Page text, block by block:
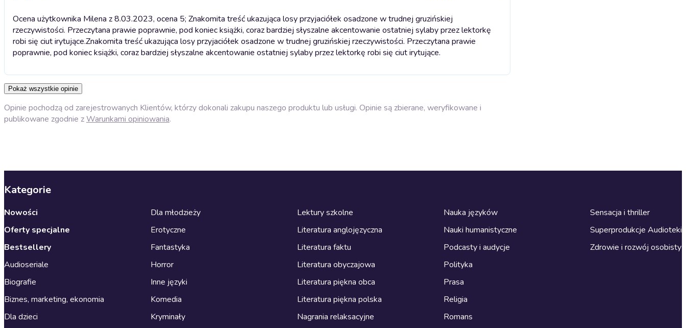
Ocena użytkownika Milena z 8.03.2023, ocena 5; Znakomita treść ukazująca losy przyjaciółek osadzone w trudnej gruzińskiej
rzeczywistości. Przeczytana prawie poprawnie, pod koniec książki, coraz bardziej słyszalne akcentowanie ostatniej sylaby przez lektorkę
robi się ciut irytujące.Znakomita treść ukazująca losy przyjaciółek osadzone w trudnej gruzińskiej rzeczywistości. Przeczytana prawie
poprawnie, pod koniec książki, coraz bardziej słyszalne akcentowanie ostatniej sylaby przez lektorkę robi się ciut irytujące.
Pokaż wszystkie opinie
Opinie pochodzą od zarejestrowanych Klientów, którzy dokonali zakupu naszego produktu lub usługi. Opinie są zbierane, weryfikowane i
publikowane zgodnie zWarunkami opiniowania.
Kategorie
Nowości
Oferty specjalne
Bestsellery
Audioseriale
Biografie
Biznes, marketing, ekonomia
Dla dzieci
Dla młodzieży
Erotyczne
Fantastyka
Horror
Inne języki
Komedia
Kryminały
Lektury szkolne
Literatura anglojęzyczna
Literatura faktu
Literatura obyczajowa
Literatura piękna obca
Literatura piękna polska
Nagrania relaksacyjne
Nauka języków
Nauki humanistyczne
Podcasty i audycje
Polityka
Prasa
Religia
Romans
Sensacja i thriller
Superprodukcje Audioteki
Zdrowie i rozwój osobisty